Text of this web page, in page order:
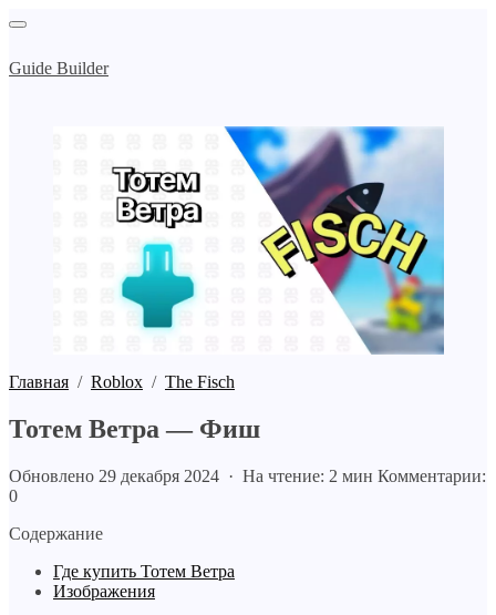
Guide Builder
Главная / Roblox / The Fisch
Тотем Ветра — Фиш
Обновлено 29 декабря 2024 · На чтение: 2 мин Комментарии:
0
Содержание
Где купить Тотем Ветра
Изображения